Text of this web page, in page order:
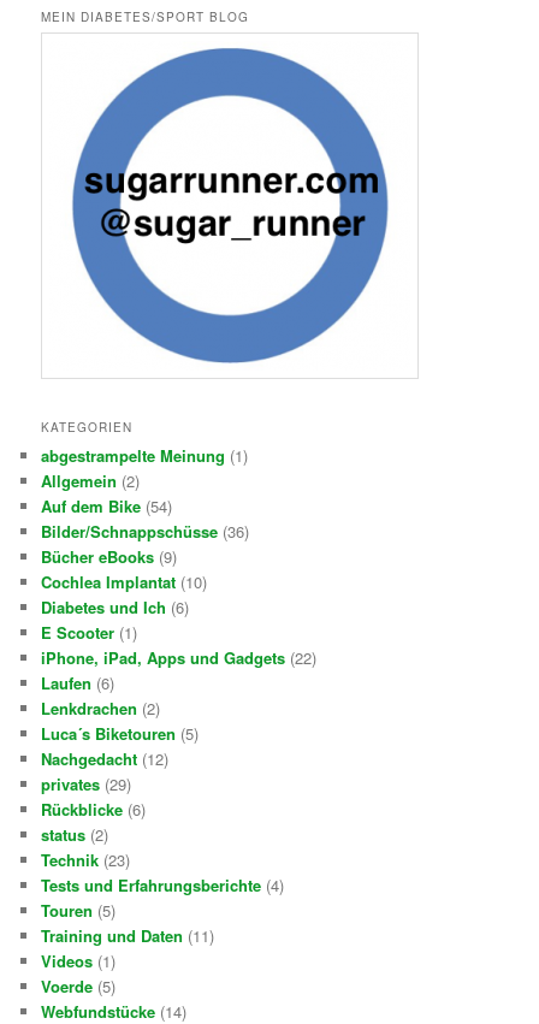
h
e
MEIN DIABETES/SPORT BLOG
KATEGORIEN
abgestrampelte Meinung (1)
Allgemein (2)
Auf dem Bike (54)
Bilder/Schnappschüsse (36)
Bücher eBooks (9)
Cochlea Implantat (10)
Diabetes und Ich (6)
E Scooter (1)
iPhone, iPad, Apps und Gadgets (22)
Laufen (6)
Lenkdrachen (2)
Luca´s Biketouren (5)
Nachgedacht (12)
privates (29)
Rückblicke (6)
status (2)
Technik (23)
Tests und Erfahrungsberichte (4)
Touren (5)
Training und Daten (11)
Videos (1)
Voerde (5)
Webfundstücke (14)